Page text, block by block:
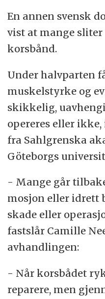
En annen svensk
vist at mange
korsbånd.
Under halvparten
muskelstyrke og
skikkelig,
opereres eller
fra Sahlgrenska
Göteborgs
- Mange går
mosjon eller idrett
skade eller
fastslår Camille
avhandlingen:
- Når korsbådet
reparere, men